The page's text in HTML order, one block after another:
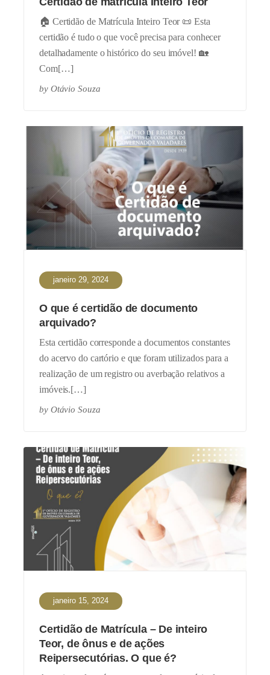
🏠 Certidão de Matrícula Inteiro Teor 📜 Esta
certidão é tudo o que você precisa para conhecer
detalhadamente o histórico do seu imóvel! 🏡
Com[…]
by Otávio Souza
janeiro 29, 2024
O que é certidão de documento
arquivado?
Esta certidão corresponde a documentos constantes
do acervo do cartório e que foram utilizados para a
realização de um registro ou averbação relativos a
imóveis.[…]
by Otávio Souza
janeiro 15, 2024
Certidão de Matrícula – De inteiro
Teor, de ônus e de ações
Reipersecutórias. O que é?